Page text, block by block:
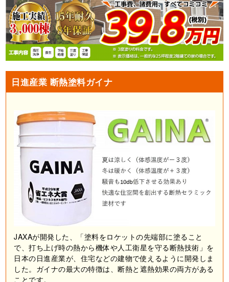
日進産業 断熱塗料ガイナ
JAXAが開発した、「塗料をロケットの先端部に塗ること
で、打ち上げ時の熱から機体や人工衛星を守る断熱技術」を
日本の日進産業が、住宅などの建物で使えるように開発しま
した。ガイナの最大の特徴は、断熱と遮熱効果の両方がある
ことです。